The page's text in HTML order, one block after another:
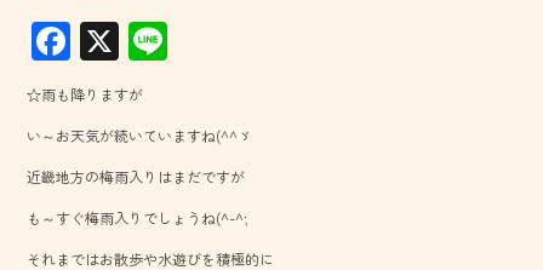
F
ac
e
b
o
ok
X
☆雨も降りますが
い～お天気が続いていますね(^^ゞ
近畿地方の梅雨入りはまだですが
も～すぐ梅雨入りでしょうね(^-^;
それまではお散歩や水遊びを積極的に